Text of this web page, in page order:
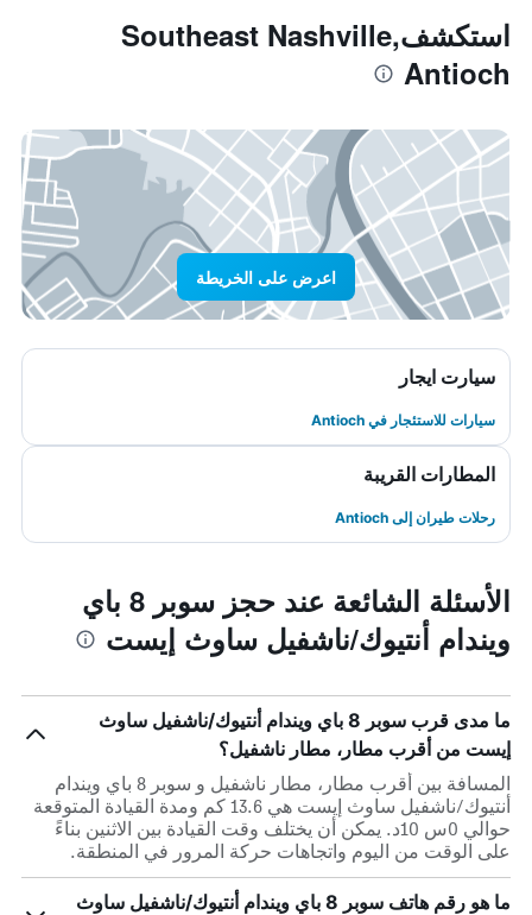
استكشفSoutheast Nashville,
Antioch
اعرض على الخريطة
سيارت ايجار
سيارات للاستئجار في Antioch
المطارات القريبة
رحلات طيران إلى Antioch
الأسئلة الشائعة عند حجز سوبر 8 باي
ويندام أنتيوك/ناشفيل ساوث إيست
ما مدى قرب سوبر 8 باي ويندام أنتيوك/ناشفيل ساوث
إيست من أقرب مطار، مطار ناشفيل؟
المسافة بين أقرب مطار، مطار ناشفيل و سوبر 8 باي ويندام
أنتيوك/ناشفيل ساوث إيست هي 13.6 كم ومدة القيادة المتوقعة
حوالي 0س 10د. يمكن أن يختلف وقت القيادة بين الاثنين بناءً
على الوقت من اليوم واتجاهات حركة المرور في المنطقة.
ما هو رقم هاتف سوبر 8 باي ويندام أنتيوك/ناشفيل ساوث